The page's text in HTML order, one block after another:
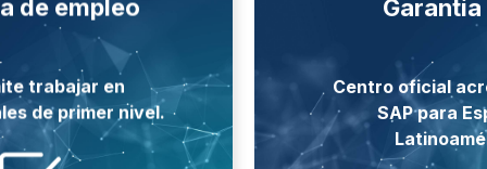
de empleo
trabajar en
de primer nivel.
a dicha garantía,
tendrá que cumplir
como el
la formación.
Garantía
Centro oficial
SAP para
Estamos
comunidad de la
usuarios de SAP
(AUSAPE)